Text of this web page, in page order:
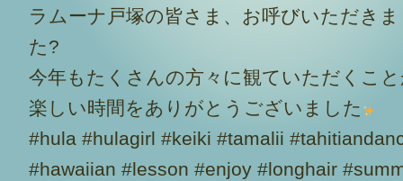
ラムーナ戸塚の皆さま、お呼びいただき
た?
今年もたくさんの方々に観ていただくこ
楽しい時間をありがとうございました
#hula #hulagirl #keiki #tamalii
#hawaiian #lesson #enjoy #longhair